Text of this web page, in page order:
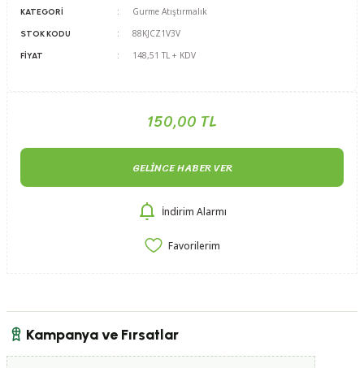
KATEGORI Gurme Atıştırmalık
STOK KODU 88KJCZ1V3V
FIYAT 148,51 TL + KDV
150,00 TL
GELINCE HABER VER
İndirim Alarmı
Kampanya ve Fırsatlar